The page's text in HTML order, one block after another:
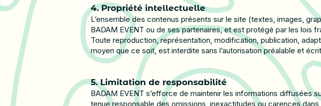
4. Propriété intellectuelle
L’ensemble des contenus présents sur le site (textes, images,
BADAM EVENT ou de ses partenaires, et est protégé par les lois
Toute reproduction, représentation, modification, publication,
moyen que ce soit, est interdite sans l’autorisation préalable et
5. Limitation de responsabilité
BADAM EVENT s’efforce de maintenir les informations diffusées
tenue responsable des omissions, inexactitudes ou carences